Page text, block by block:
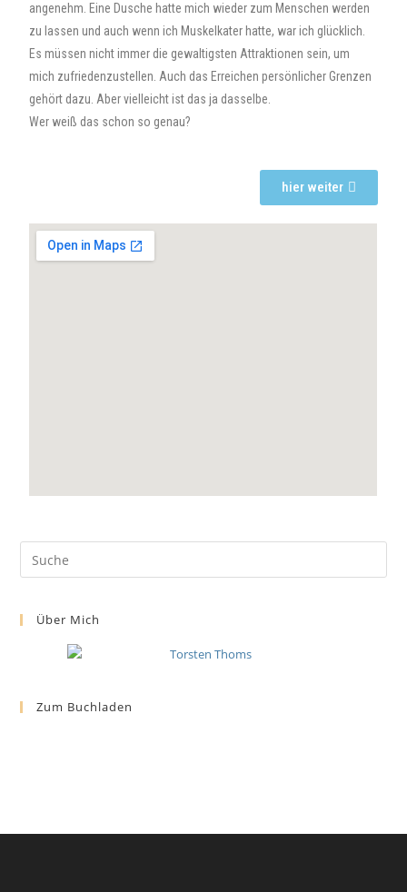
angenehm. Eine Dusche hatte mich wieder zum Menschen werden
zu lassen und auch wenn ich Muskelkater hatte, war ich glücklich.
Es müssen nicht immer die gewaltigsten Attraktionen sein, um
mich zufriedenzustellen. Auch das Erreichen persönlicher Grenzen
gehört dazu. Aber vielleicht ist das ja dasselbe.
Wer weiß das schon so genau?
hier weiter
Über Mich
Zum Buchladen